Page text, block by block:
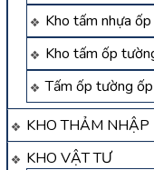
Kho tấm nhựa
Kho tấm ốp
Tấm ốp tường
KHO THẢM NHẬP
KHO VẬT TƯ